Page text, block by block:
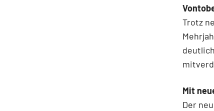
Trotz
Mit
Der